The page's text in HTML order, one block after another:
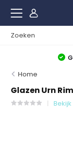
Home
Glazen Urn